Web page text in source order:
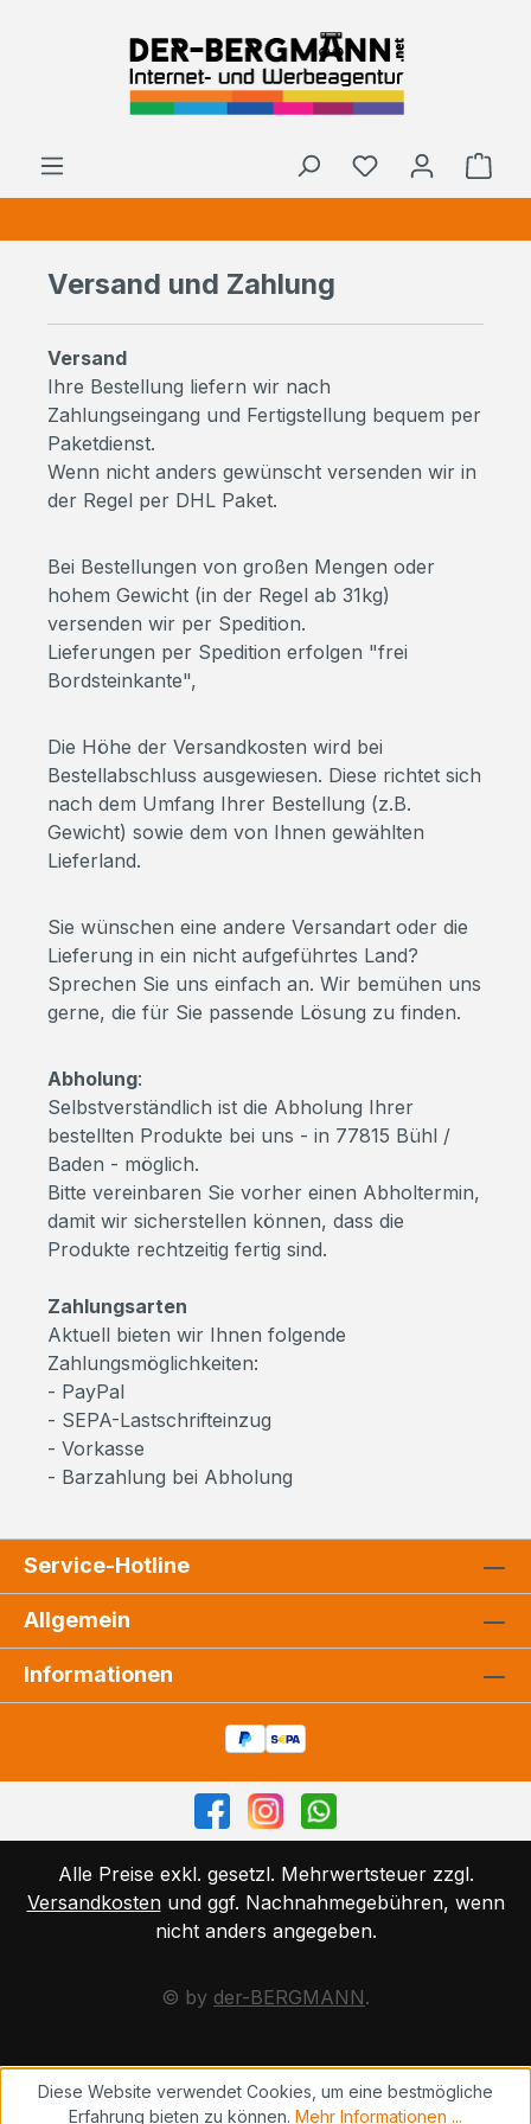
Du hast 0
Versand und Zahlung
Versand
Ihre Bestellung liefern wir nach
Zahlungseingang und Fertigstellung bequem per
Paketdienst.
Wenn nicht anders gewünscht versenden wir in
der Regel per DHL Paket.
Bei Bestellungen von großen Mengen oder
hohem Gewicht (in der Regel ab 31kg)
versenden wir per Spedition.
Lieferungen per Spedition erfolgen "frei
Bordsteinkante",
Die Höhe der Versandkosten wird bei
Bestellabschluss ausgewiesen. Diese richtet sich
nach dem Umfang Ihrer Bestellung (z.B.
Gewicht) sowie dem von Ihnen gewählten
Lieferland.
Sie wünschen eine andere Versandart oder die
Lieferung in ein nicht aufgeführtes Land?
Sprechen Sie uns einfach an. Wir bemühen uns
gerne, die für Sie passende Lösung zu finden.
Abholung:
Selbstverständlich ist die Abholung Ihrer
bestellten Produkte bei uns - in 77815 Bühl /
Baden - möglich.
Bitte vereinbaren Sie vorher einen Abholtermin,
damit wir sicherstellen können, dass die
Produkte rechtzeitig fertig sind.
Zahlungsarten
Aktuell bieten wir Ihnen folgende
Zahlungsmöglichkeiten:
- PayPal
- SEPA-Lastschrifteinzug
- Vorkasse
- Barzahlung bei Abholung
Service-Hotline
Allgemein
Informationen
Alle Preise exkl. gesetzl. Mehrwertsteuer zzgl.
Versandkostenund ggf. Nachnahmegebühren, wenn
nicht anders angegeben.
© by der-BERGMANN.
Diese Website verwendet Cookies, um eine bestmögliche
Erfahrung bieten zu können. Mehr Informationen ...